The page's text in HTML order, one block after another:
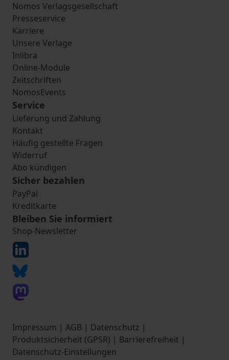
Nomos Verlagsgesellschaft
Presseservice
Karriere
Unsere Verlage
Inlibra
Online-Module
Zeitschriften
NomosEvents
Service
Lieferung und Zahlung
Kontakt
Häufig gestellte Fragen
Widerruf
Abo kündigen
Sicher bezahlen
PayPal
Kreditkarte
Bleiben Sie informiert
Shop-Newsletter
Impressum | AGB | Datenschutz |
Produktsicherheit (GPSR) | Barrierefreiheit |
Datenschutz-Einstellungen